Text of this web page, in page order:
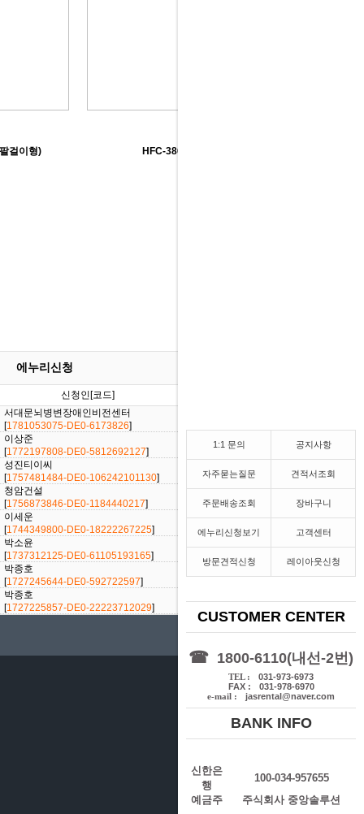
1:1 문의 공지사항
자주묻는질문 견적서조회
주문배송조회 장바구니
에누리신청보기 고객센터
방문견적신청 레이아웃신청
CUSTOMER CENTER
☎ 1800-6110(내선-2번)
TEL :
031-973-6973
FAX :
031-978-6970
e-mail :
jasrental@naver.com
BANK INFO
신한은
행
100-034-957655
예금주
주식회사 중앙솔루션
걸이형) HFC-3865 메뉴 플라스틱 의자
에누리신청
신청인[코드]
서대문뇌병변장애인비전센터
[1781053075-DE0-6173826]
이상준
[1772197808-DE0-5812692127]
[2026/02/27]
성진티이씨
[1757481484-DE0-106242101130]
[2025/09/10]
청암건설
[1756873846-DE0-1184440217]
[2025/09/03]
이세운
[1744349800-DE0-18222267225]
박소윤
[1737312125-DE0-61105193165]
[2025/01/20]
박종호
[1727245644-DE0-592722597]
[2024/09/25]
박종호
[1727225857-DE0-22223712029]
[2024/09/25]
전시장 오시는 길